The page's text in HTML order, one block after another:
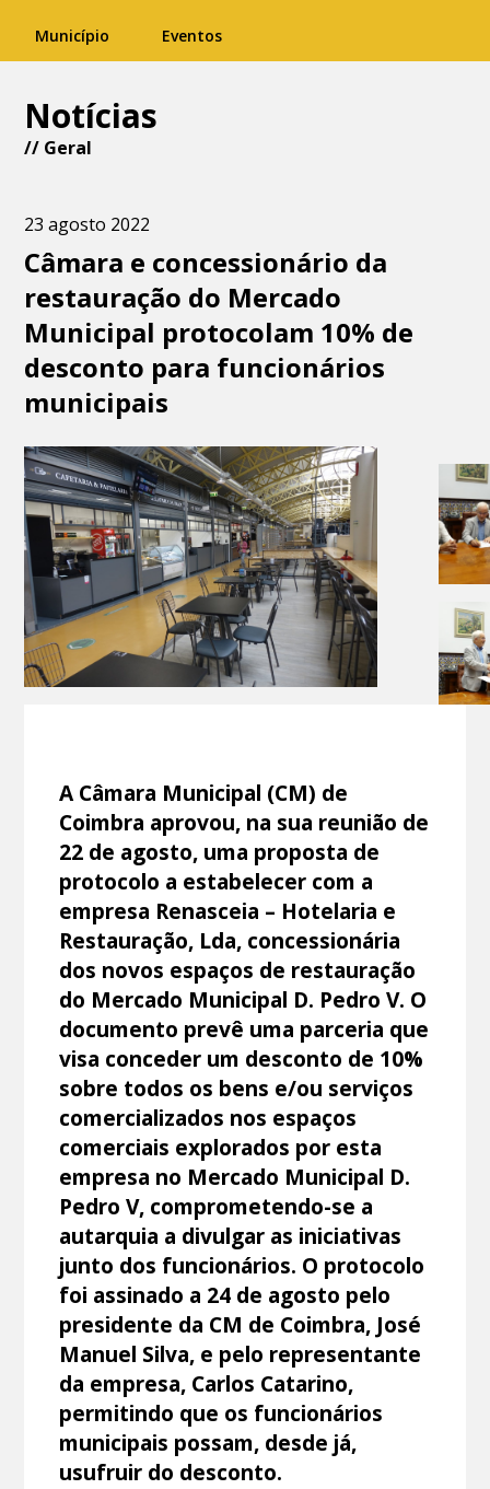
Município Eventos
Notícias
// Geral
23 agosto 2022
Câmara e concessionário da
restauração do Mercado
Municipal protocolam 10% de
desconto para funcionários
municipais
A Câmara Municipal (CM) de
Coimbra aprovou, na sua reunião de
22 de agosto, uma proposta de
protocolo a estabelecer com a
empresa Renasceia – Hotelaria e
Restauração, Lda, concessionária
dos novos espaços de restauração
do Mercado Municipal D. Pedro V. O
documento prevê uma parceria que
visa conceder um desconto de 10%
sobre todos os bens e/ou serviços
comercializados nos espaços
comerciais explorados por esta
empresa no Mercado Municipal D.
Pedro V, comprometendo-se a
autarquia a divulgar as iniciativas
junto dos funcionários. O protocolo
foi assinado a 24 de agosto pelo
presidente da CM de Coimbra, José
Manuel Silva, e pelo representante
da empresa, Carlos Catarino,
permitindo que os funcionários
municipais possam, desde já,
usufruir do desconto.